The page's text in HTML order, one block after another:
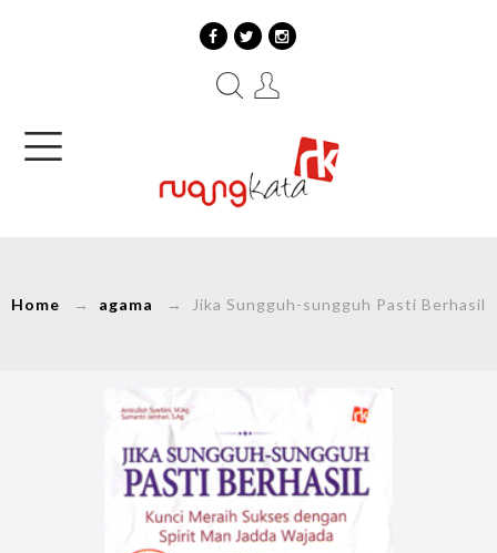
Home → agama → Jika Sungguh-sungguh Pasti Berhasil